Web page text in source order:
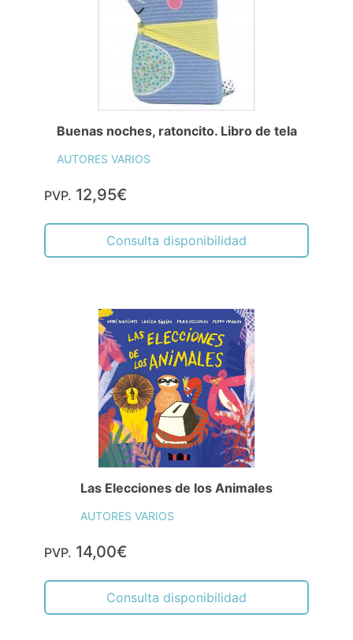
Buenas noches, ratoncito. Libro de tela
AUTORES VARIOS
PVP. 12,95€
Consulta disponibilidad
Las Elecciones de los Animales
AUTORES VARIOS
PVP. 14,00€
Consulta disponibilidad